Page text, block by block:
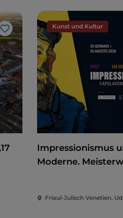
Like
Kunst und Kultur
Impressionismus
Moderne.
Friaul-Julisch Venetien,